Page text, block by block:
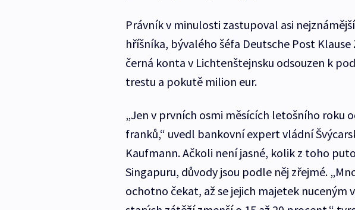
Právník v minulosti zastupoval asi
hříšníka, bývalého šéfa Deutsche Post
černá konta v Lichtenštejnsku odsouzen k
trestu a pokutě milion eur.
„Jen v prvních osmi měsících letošního roku
franků,“ uvedl bankovní expert vládní
Kaufmann. Ačkoli není jasné, kolik z toho
Singapuru, důvody jsou podle něj zřejmé.
ochotno čekat, až se jejich majetek nuceným